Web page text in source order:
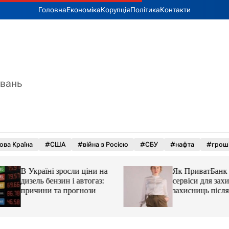
ГоловнаЕкономікаКорупціяПолітикаКонтакти
Країна #США #війна з Росією #СБУ #нафта
В Україні зросли ціни на
дизель бензин і автогаз:
причини та прогнози
Як ПриватБанк
сервіси для
захисниць після